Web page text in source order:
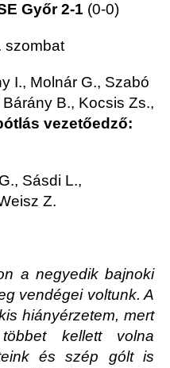
Győr 2-1 (0-0)
szombat
I., Molnár G., Szabó
B., Kocsis Zs.,
vezetőedző:
Sásdi L.,
Z.
a negyedik bajnoki
vendégei voltunk. A
hiányérzetem, mert
kellett volna
és szép gólt is